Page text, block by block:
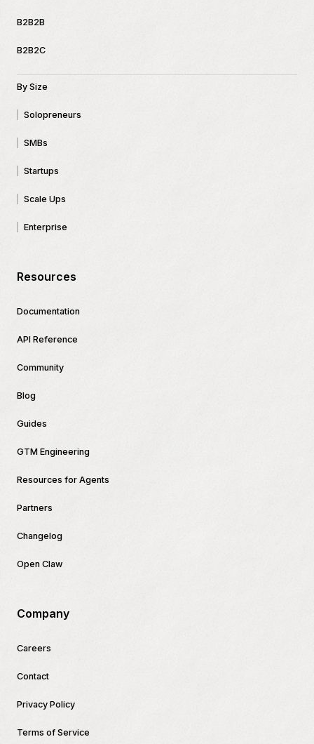
B2B2B
B2B2C
By Size
Solopreneurs
SMBs
Startups
Scale Ups
Enterprise
Resources
Documentation
API Reference
Community
Blog
Guides
GTM Engineering
Resources for Agents
Partners
Changelog
Open Claw
Company
Careers
Contact
Privacy Policy
Terms of Service